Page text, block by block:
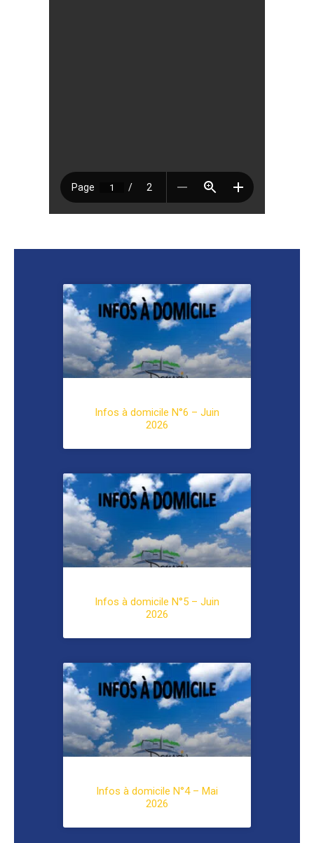
Infos à domicile N°6 – Juin
2026
Infos à domicile N°5 – Juin
2026
Infos à domicile N°4 – Mai
2026